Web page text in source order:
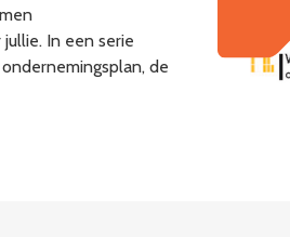
In een serie
de